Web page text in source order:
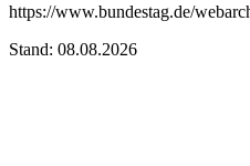
https://www.bundestag.de/
Stand: 08.08.2026